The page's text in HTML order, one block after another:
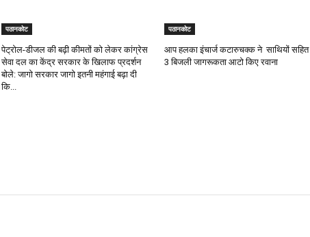
पठानकोट
पेट्रोल-डीजल की बढ़ी कीमतों को लेकर कांग्रेस
सेवा दल का केंद्र सरकार के खिलाफ प्रदर्शन
बोले: जागो सरकार जागो इतनी महंगाई बढ़ा दी
कि...
पठानकोट
आप हलका इंचार्ज कटारुचक्क ने साथियों सहित
3 बिजली जागरूकता आटो किए रवाना